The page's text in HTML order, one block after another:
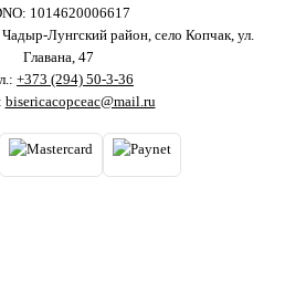
1014620006617
Лунгский район, село Копчак, ул.
Главана, 47
+373 (294) 50-3-36
bisericacopceac@mail.ru